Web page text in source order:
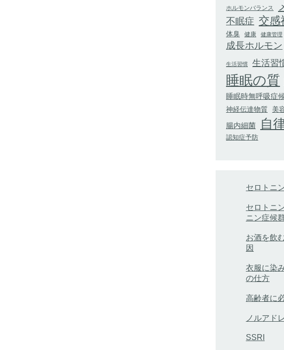
ホルモンバランス
不眠症 交感
体臭 健康 健康管理
成長ホルモン
生活習慣 生活習
睡眠の質
睡眠時無呼吸症
神経伝達物質 美
腸内細菌 自
認知症予防
セロトニ
セロトニ
ニン症候
お酒を飲
因
衣服に染
の仕方
高齢者に
ノルアド
SSRI